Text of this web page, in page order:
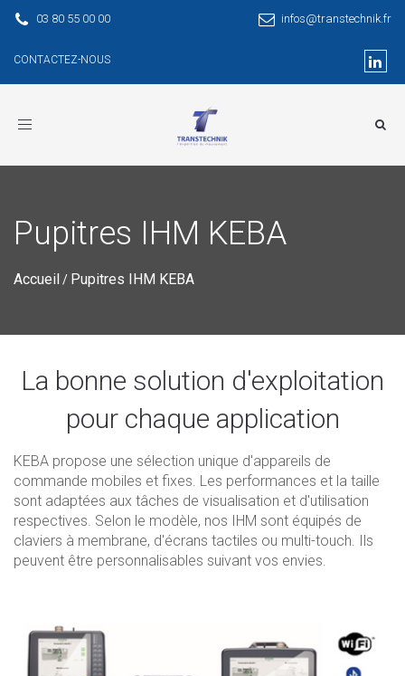
03 80 55 00 00 infos@transtechnik.fr
CONTACTEZ-NOUS
Toggle
Pupitres IHM KEBA
Accueil/ Pupitres IHM KEBA
La bonne solution d'exploitation
pour chaque application
KEBA propose une sélection unique d'appareils de
commande mobiles et fixes. Les performances et la taille
sont adaptées aux tâches de visualisation et d'utilisation
respectives. Selon le modèle, nos IHM sont équipés de
claviers à membrane, d'écrans tactiles ou multi-touch. Ils
peuvent être personnalisables suivant vos envies.